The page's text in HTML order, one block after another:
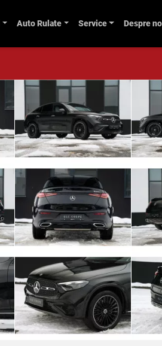
Auto Rulate Service Despre